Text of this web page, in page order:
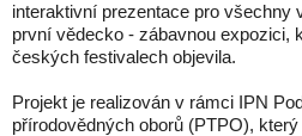
interaktivní prezentace pro všechny
první vědecko - zábavnou expozici,
českých festivalech objevila.
Projekt je realizován v rámci IPN
přírodovědných oborů (PTPO),